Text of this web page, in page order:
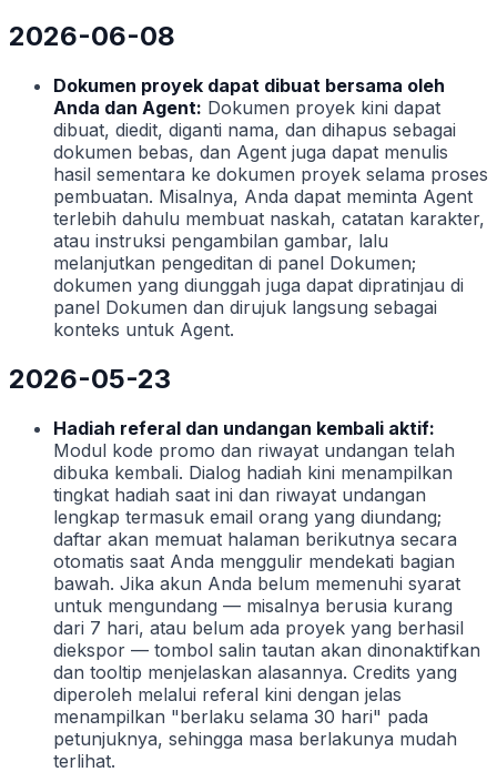
2026-06-08
Dokumen proyek dapat dibuat bersama oleh
Anda dan Agent: Dokumen proyek kini dapat
dibuat, diedit, diganti nama, dan dihapus sebagai
dokumen bebas, dan Agent juga dapat menulis
hasil sementara ke dokumen proyek selama proses
pembuatan. Misalnya, Anda dapat meminta Agent
terlebih dahulu membuat naskah, catatan karakter,
atau instruksi pengambilan gambar, lalu
melanjutkan pengeditan di panel Dokumen;
dokumen yang diunggah juga dapat dipratinjau di
panel Dokumen dan dirujuk langsung sebagai
konteks untuk Agent.
2026-05-23
Hadiah referal dan undangan kembali aktif:
Modul kode promo dan riwayat undangan telah
dibuka kembali. Dialog hadiah kini menampilkan
tingkat hadiah saat ini dan riwayat undangan
lengkap termasuk email orang yang diundang;
daftar akan memuat halaman berikutnya secara
otomatis saat Anda menggulir mendekati bagian
bawah. Jika akun Anda belum memenuhi syarat
untuk mengundang — misalnya berusia kurang
dari 7 hari, atau belum ada proyek yang berhasil
diekspor — tombol salin tautan akan dinonaktifkan
dan tooltip menjelaskan alasannya. Credits yang
diperoleh melalui referal kini dengan jelas
menampilkan "berlaku selama 30 hari" pada
petunjuknya, sehingga masa berlakunya mudah
terlihat.